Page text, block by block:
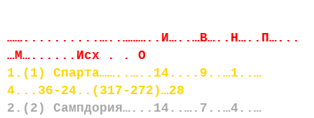
……..........…..………..И…..…В…..Н…..П…...
…М…......Исх . . О
1.(1) Спарта……..…..14....9..…1..…
4...36-24..(317-272)…28
2.(2) Сампдория…...14..….7..…4..…